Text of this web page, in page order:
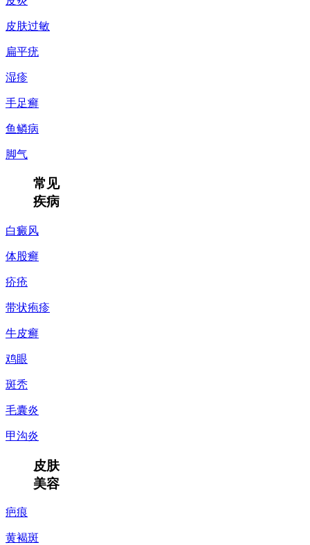
皮肤过敏
扁平疣
湿疹
手足癣
鱼鳞病
脚气
常见
疾病
白癜风
体股癣
疥疮
带状疱疹
牛皮癣
鸡眼
斑秃
毛囊炎
甲沟炎
皮肤
美容
疤痕
黄褐斑